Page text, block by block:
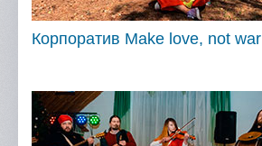
Корпоратив Make love, not war